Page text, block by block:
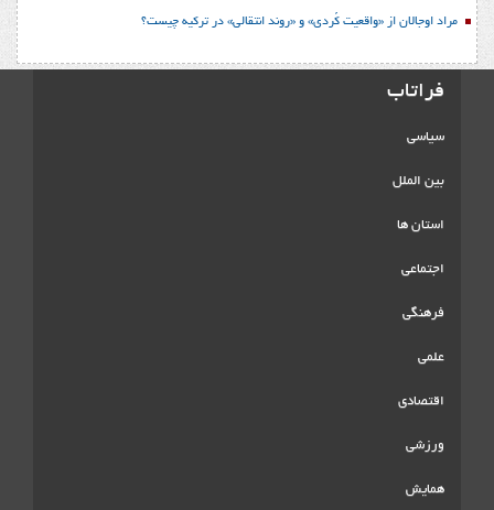
مراد اوجالان از «واقعیت کُردی» و «روند انتقالی» در ترکیه چیست؟
فراتاب
سیاسی
بین الملل
استان ها
اجتماعی
فرهنگی
علمی
اقتصادی
ورزشی
همایش